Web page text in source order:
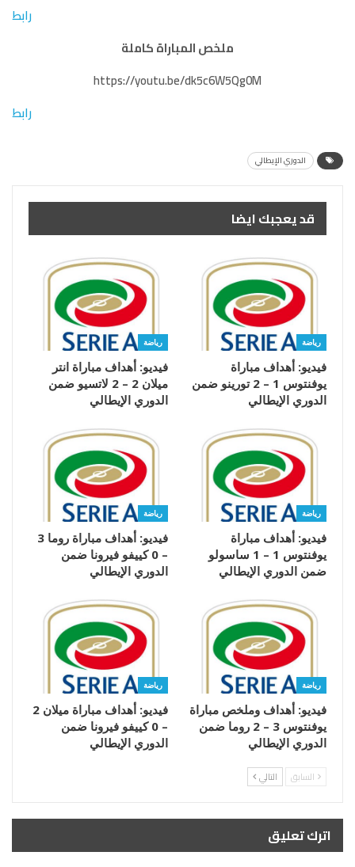
رابط
ملخص المباراة كاملة
https://youtu.be/dk5c6W5Qg0M
رابط
الدوري الإيطالي
قد يعجبك ايضا
رياضة
فيديو: أهداف مباراة
يوفنتوس 1 – 2 تورينو ضمن
الدوري الإيطالي
رياضة
فيديو: أهداف مباراة انتر
ميلان 2 – 2 لاتسيو ضمن
الدوري الإيطالي
رياضة
فيديو: أهداف مباراة
يوفنتوس 1 – 1 ساسولو
ضمن الدوري الإيطالي
رياضة
فيديو: أهداف مباراة روما 3
– 0 كييفو فيرونا ضمن
الدوري الإيطالي
رياضة
فيديو: أهداف وملخص مباراة
يوفنتوس 3 – 2 روما ضمن
الدوري الإيطالي
رياضة
فيديو: أهداف مباراة ميلان 2
– 0 كييفو فيرونا ضمن
الدوري الإيطالي
السابق التالي
اترك تعليق